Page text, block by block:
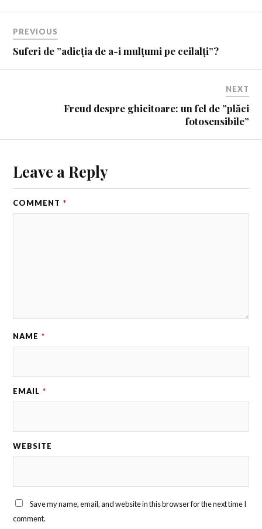
PREVIOUS
Suferi de ”adicția de a-i mulțumi pe ceilalți”?
NEXT
Freud despre ghicitoare: un fel de ”plăci
fotosensibile”
Leave a Reply
COMMENT *
NAME *
EMAIL *
WEBSITE
Save my name, email, and website in this browser for the next time I
comment.